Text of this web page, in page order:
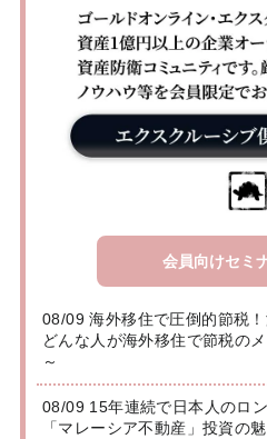
会員向けセミ
08/09 海外移住で圧倒的節税
どんな人が海外移住で節税の
～
08/09 15年連続で日本人のロ
「マレーシア不動産」投資の